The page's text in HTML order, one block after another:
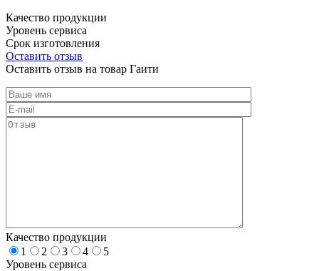
Качество продукции
Уровень сервиса
Срок изготовления
Оставить отзыв
Оставить отзыв на товар Гаити
Качество продукции
1
2 3 4
5
Уровень сервиса